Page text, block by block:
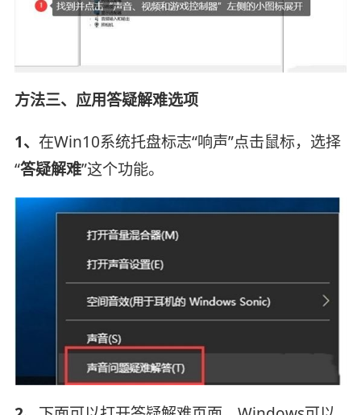
方法三、应用答疑解难选项
1、 在Win10系统托盘标志“响声”点击鼠标，选择
“答疑解难”这个功能。